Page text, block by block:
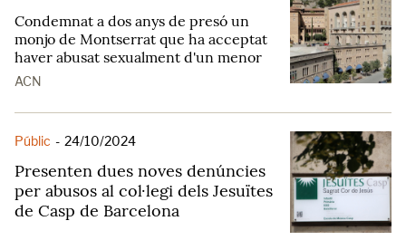
Condemnat a dos anys de presó un
monjo de Montserrat que ha acceptat
haver abusat sexualment d'un menor
ACN
Públic - 24/10/2024
Presenten dues noves denúncies
per abusos al col·legi dels Jesuïtes
de Casp de Barcelona